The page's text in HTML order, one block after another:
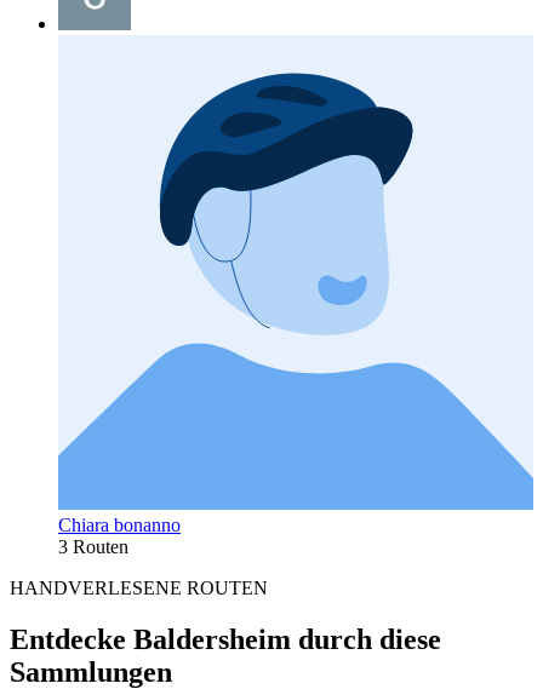
Chiara bonanno
3 Routen
HANDVERLESENE ROUTEN
Entdecke Baldersheim durch diese
Sammlungen